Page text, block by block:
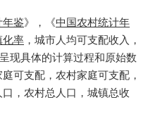
年鉴》，《中国农村统计年
化率 ，城市人均可支配收入，
现具体的计算过程和原始数
可支配，农村家庭可支配，
，农村总人口，城镇总收